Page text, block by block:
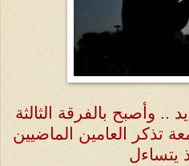
.. وأصبح بالفرقة الثالثة
تذكر العامين الماضيين